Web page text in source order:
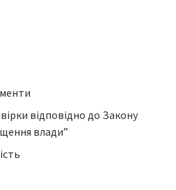
відповідно до Закону
влади”